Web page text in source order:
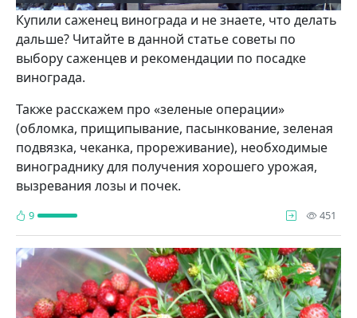
Купили саженец винограда и не знаете, что делать
дальше? Читайте в данной статье советы по
выбору саженцев и рекомендации по посадке
винограда.
Также расскажем про «зеленые операции»
(обломка, прищипывание, пасынкование, зеленая
подвязка, чеканка, прореживание), необходимые
винограднику для получения хорошего урожая,
вызревания лозы и почек.
9 451